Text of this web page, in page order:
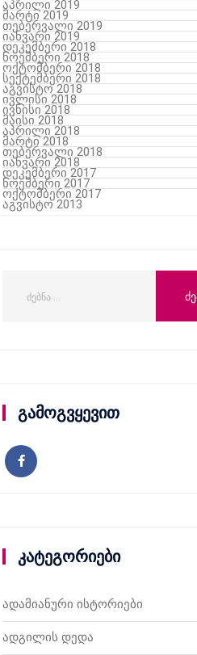
აპრილი 2019
მარტი 2019
თებერვალი 2019
იანვარი 2019
დეკემბერი 2018
ნოემბერი 2018
ოქტომბერი 2018
სექტემბერი 2018
აგვისტო 2018
ივლისი 2018
ივნისი 2018
მაისი 2018
აპრილი 2018
მარტი 2018
თებერვალი 2018
იანვარი 2018
დეკემბერი 2017
ნოემბერი 2017
ოქტომბერი 2017
აგვისტო 2013
გამოგვყევით
კატეგორიები
ადამიანური ისტორიები
ადგილის დედა